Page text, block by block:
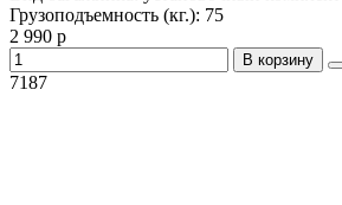
Грузоподъемность (кг.): 75
2 990 р
В корзину
7187